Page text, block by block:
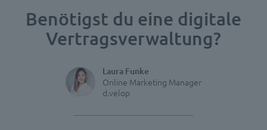
Benötigst du eine digitale
Vertragsverwaltung?
Laura Funke
Online Marketing Manager
d.velop